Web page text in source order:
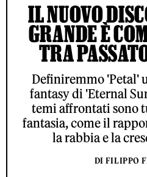
IL NUOVO
GRANDE È
TRA
Definiremmo 'Petal'
fantasy di 'Eternal
temi affrontati sono
fantasia, come il
la rabbia e la
DI FILIPPO